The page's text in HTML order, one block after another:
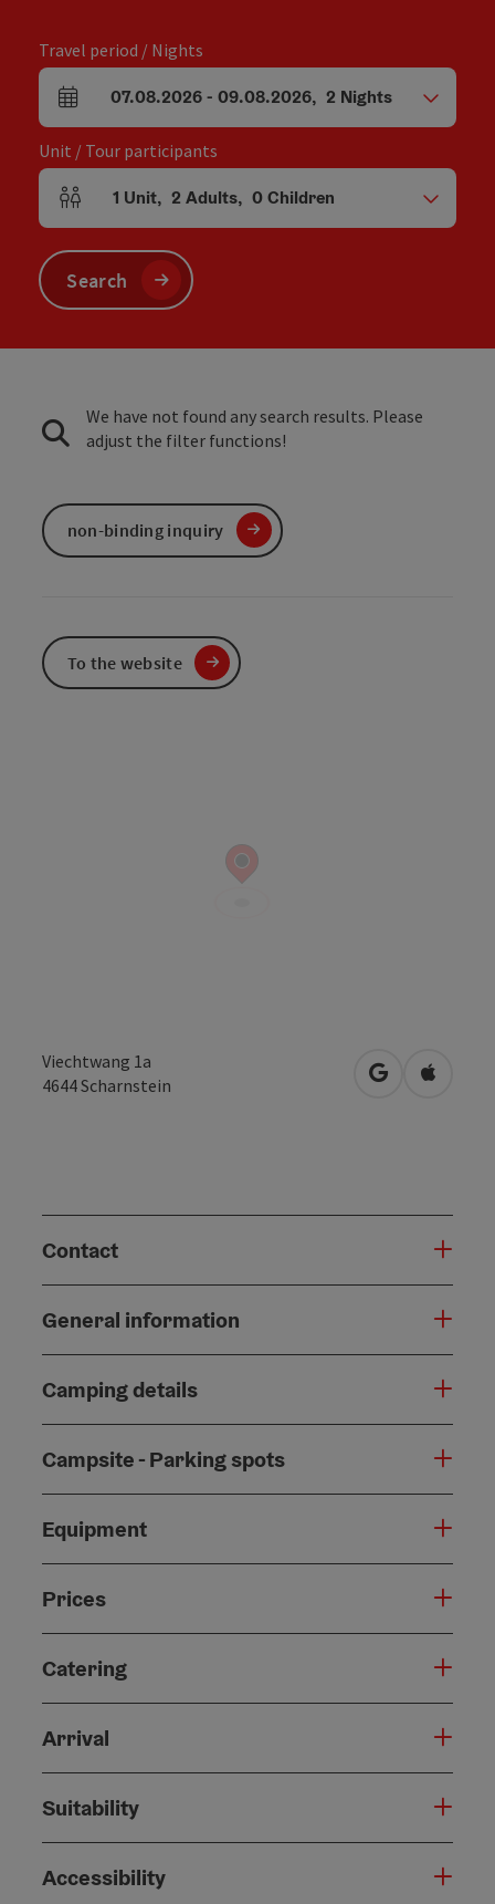
Viechtwang 1a
4644Scharnstein open inOpen in
Contact
General information
Camping details
Campsite - Parking spots
Equipment
Prices
Catering
Arrival
Suitability
Accessibility
Travel period / Nights
arrival and departure fields
07.08.2026- 09.08.2026, 2 Nights
Unit / Tour participants
Number of units and person fields
1 Unit, 2 Adults, 0Children
Search
We have not found any search results. Please
adjust the filter functions!
non-binding inquiry
To the website